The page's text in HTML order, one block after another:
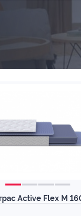
Active Flex M